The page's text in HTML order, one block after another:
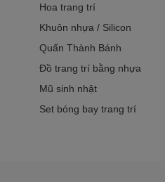
Hoa trang trí
Khuôn nhựa / Silicon
Quấn Thành Bánh
Đồ trang trí bằng nhựa
Mũ sinh nhật
Set bóng bay trang trí